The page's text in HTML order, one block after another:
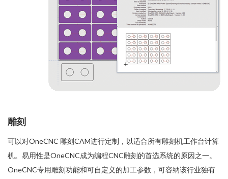
雕刻
可以对OneCNC 雕刻CAM进行定制，以适合所有雕刻机工作台计算
机。易用性是OneCNC成为编程CNC雕刻的首选系统的原因之一。
OneCNC专用雕刻功能和可自定义的加工参数，可容纳该行业独有